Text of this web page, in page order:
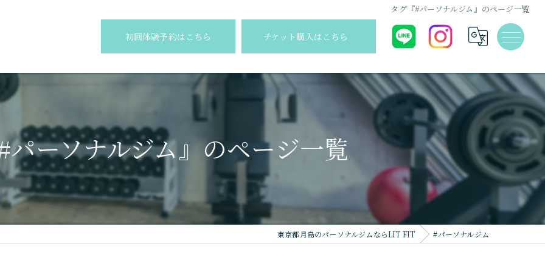
タグ『#パーソナルジム』のページ一覧
初回体験予約はこちら チケット購入はこちら
パーソナルジム』のページ一覧
東京都月島のパーソナルジムならLIT FIT #パーソナルジム